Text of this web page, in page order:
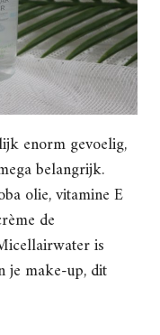
enorm gevoelig,
belangrijk.
olie, vitamine E
de
is
je make-up, dit